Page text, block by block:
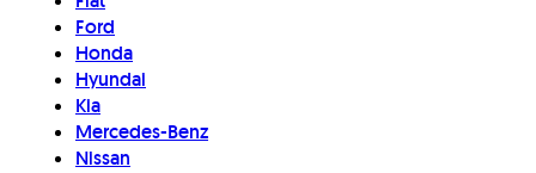
Ford
Honda
Hyundai
Kia
Mercedes-Benz
Nissan